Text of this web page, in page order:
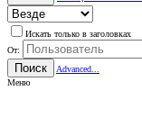
Искать только в заголовках
От:
Поиск
Advanced...
Меню